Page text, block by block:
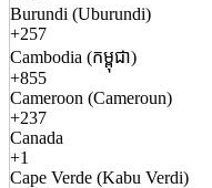
Burundi (Uburundi)
+257
Cambodia (កម្ពុជា)
+855
Cameroon (Cameroun)
+237
Canada
+1
Cape Verde (Kabu Verdi)